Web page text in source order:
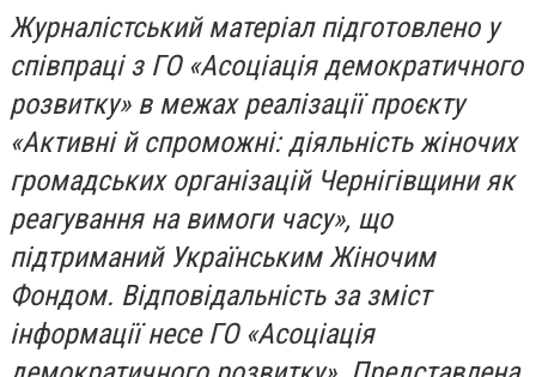
Журналістський матеріал підготовлено у
співпраці з ГО «Асоціація демократичного
розвитку» в межах реалізації проєкту
«Активні й спроможні: діяльність жіночих
громадських організацій Чернігівщини як
реагування на вимоги часу», що
підтриманий Українським Жіночим
Фондом. Відповідальність за зміст
інформації несе ГО «Асоціація